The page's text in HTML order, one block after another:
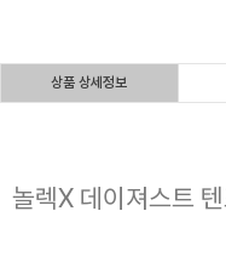
상품 상세정보
놀렉X 데이져스트